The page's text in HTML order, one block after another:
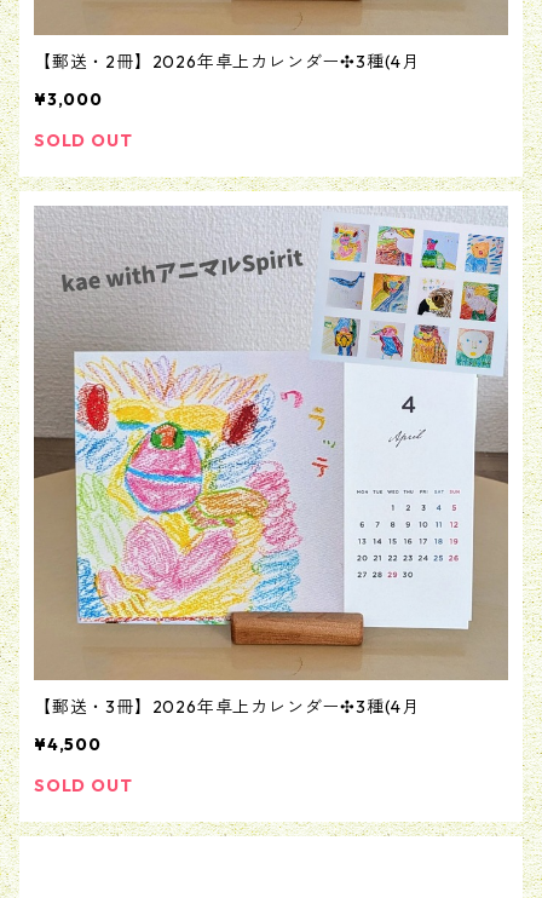
【郵送・2冊】2026年卓上カレンダー✣3種(4月
¥3,000
SOLD OUT
【郵送・3冊】2026年卓上カレンダー✣3種(4月
¥4,500
SOLD OUT